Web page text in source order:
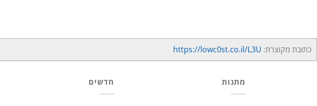
כתובת מקוצרת: https://lowc0st.co.il/L3U
מתנות חדשים